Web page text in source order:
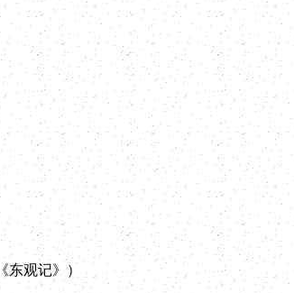
观记》）